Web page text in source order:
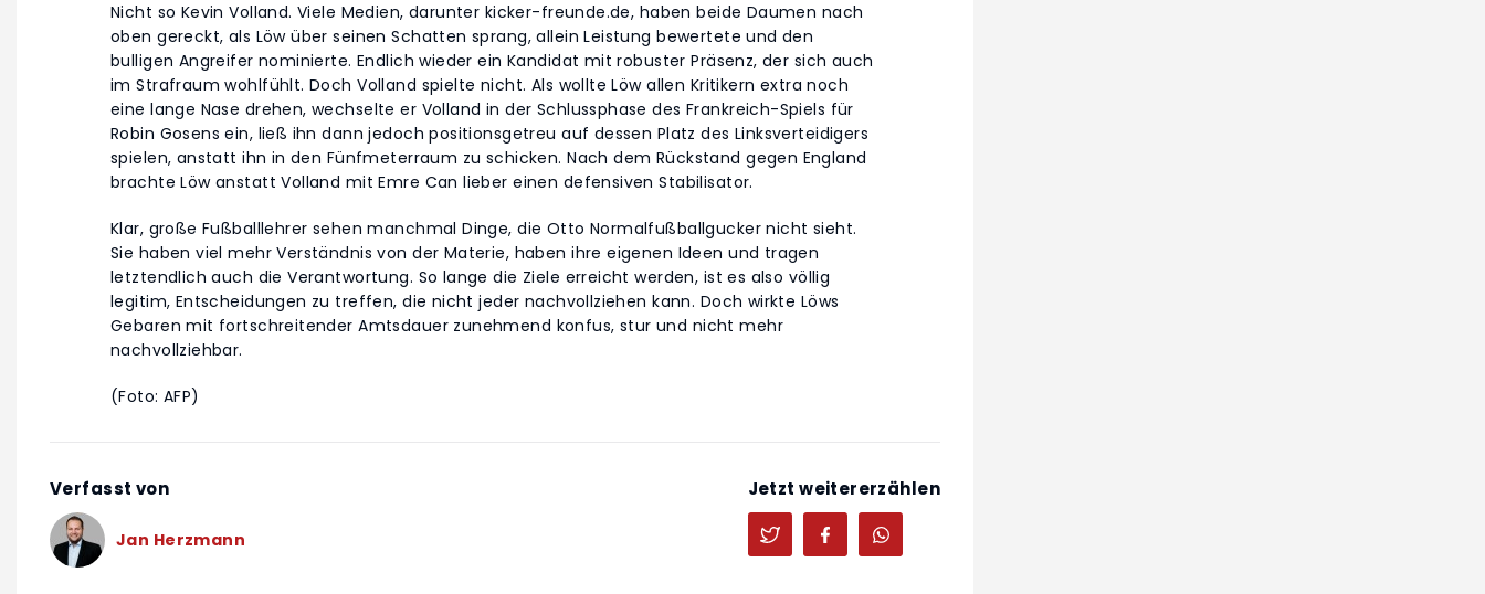
Nicht so Kevin Volland. Viele Medien, darunter kicker-freunde.de, haben beide Daumen nach
oben gereckt, als Löw über seinen Schatten sprang, allein Leistung bewertete und den
bulligen Angreifer nominierte. Endlich wieder ein Kandidat mit robuster Präsenz, der sich auch
im Strafraum wohlfühlt. Doch Volland spielte nicht. Als wollte Löw allen Kritikern extra noch
eine lange Nase drehen, wechselte er Volland in der Schlussphase des Frankreich-Spiels für
Robin Gosens ein, ließ ihn dann jedoch positionsgetreu auf dessen Platz des Linksverteidigers
spielen, anstatt ihn in den Fünfmeterraum zu schicken. Nach dem Rückstand gegen England
brachte Löw anstatt Volland mit Emre Can lieber einen defensiven Stabilisator.
Klar, große Fußballlehrer sehen manchmal Dinge, die Otto Normalfußballgucker nicht sieht.
Sie haben viel mehr Verständnis von der Materie, haben ihre eigenen Ideen und tragen
letztendlich auch die Verantwortung. So lange die Ziele erreicht werden, ist es also völlig
legitim, Entscheidungen zu treffen, die nicht jeder nachvollziehen kann. Doch wirkte Löws
Gebaren mit fortschreitender Amtsdauer zunehmend konfus, stur und nicht mehr
nachvollziehbar.
(Foto: AFP)
Verfasst von
Jan Herzmann
Jetzt weitererzählen